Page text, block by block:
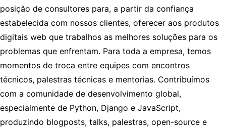
posição de consultores para, a partir da confiança
estabelecida com nossos clientes, oferecer aos produtos
digitais web que trabalhos as melhores soluções para os
problemas que enfrentam. Para toda a empresa, temos
momentos de troca entre equipes com encontros
técnicos, palestras técnicas e mentorias. Contribuímos
com a comunidade de desenvolvimento global,
especialmente de Python, Django e JavaScript,
produzindo blogposts, talks, palestras, open-source e